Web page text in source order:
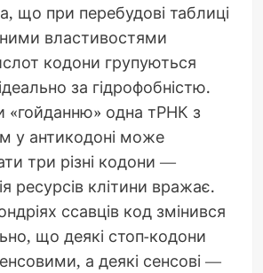
що при перебудові таблиці
властивостями
кодони групуються
за гідрофобністю.
«гойданню» одна тРНК з
у антикодоні може
три різні кодони —
ресурсів клітини вражає.
ссавців код змінився
що деякі стоп-кодони
а деякі сенсові —